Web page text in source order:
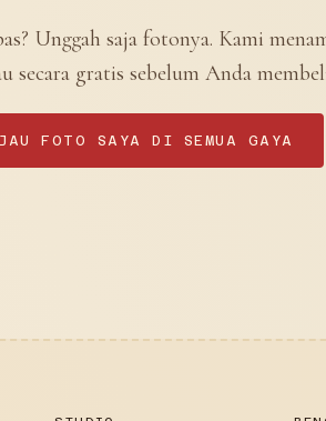
Unggah saja fotonya. Kami
secara gratis sebelum Anda
FOTO SAYA DI SEMUA GAYA